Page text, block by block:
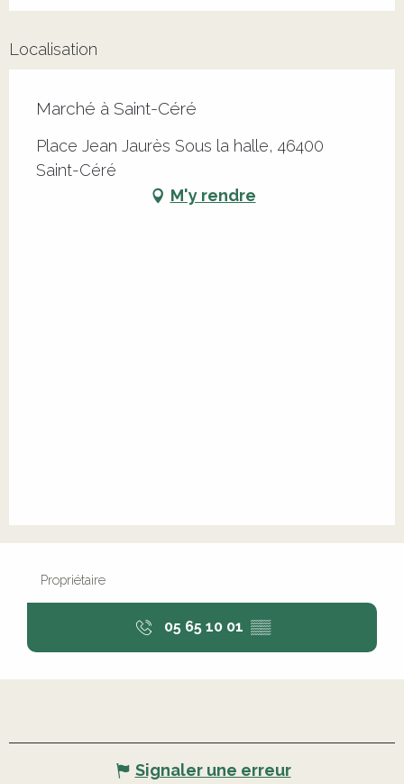
Localisation
Marché à Saint-Céré
Place Jean Jaurès Sous la halle, 46400
Saint-Céré
M'y rendre
Propriétaire
05 65 10 01 ▒▒
Signaler une erreur